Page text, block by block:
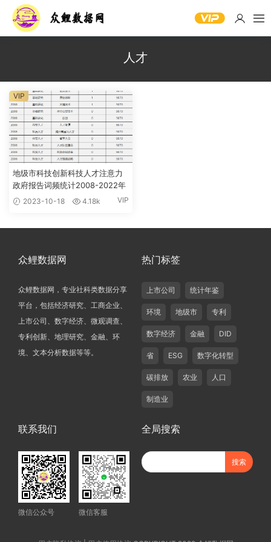
人才
地级市科技创新科技人才注意力
政府报告词频统计2008-2022年
2023-10-18 4.18k VIP
VIP
众鲤数据网
众鲤数据网，专业社科类数据分享
平台，包括经济研究、工商企业、
上市公司、数字经济、微观调查、
专利创新、地理研究、金融、环
境、文本分析数据等等。
热门标签
上市公司 统计年鉴
环境 地级市 专利
数字经济 金融 DID
省 ESG 数字化转型
碳排放 农业 人口
制造业
联系我们
微信公众号 微信客服
全局搜索